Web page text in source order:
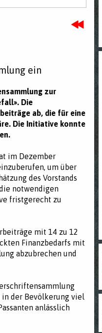
ein
zur
Die
ab, die für eine
Die Initiative konnte
im Dezember
um über
des Vorstands
notwendigen
fristgerecht zu
mit 14 zu 12
Finanzbedarfs mit
abzubrechen und
in der Bevölkerung viel
anlässlich